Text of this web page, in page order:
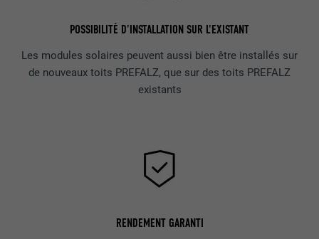
POSSIBILITÉ D'INSTALLATION SUR L'EXISTANT
Les modules solaires peuvent aussi bien être installés sur
de nouveaux toits PREFALZ, que sur des toits PREFALZ
existants
RENDEMENT GARANTI